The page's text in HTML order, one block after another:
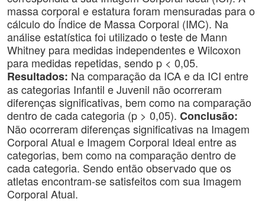
massa corporal e estatura foram mensuradas para o
cálculo do Índice de Massa Corporal (IMC). Na
análise estatística foi utilizado o teste de Mann
Whitney para medidas independentes e Wilcoxon
para medidas repetidas, sendo p < 0,05.
Resultados: Na comparação da ICA e da ICI entre
as categorias Infantil e Juvenil não ocorreram
diferenças significativas, bem como na comparação
dentro de cada categoria (p > 0,05). Conclusão:
Não ocorreram diferenças significativas na Imagem
Corporal Atual e Imagem Corporal Ideal entre as
categorias, bem como na comparação dentro de
cada categoria. Sendo então observado que os
atletas encontram-se satisfeitos com sua Imagem
Corporal Atual.